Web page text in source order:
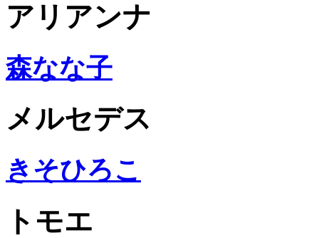
アリアンナ
森なな子
メルセデス
きそひろこ
トモエ